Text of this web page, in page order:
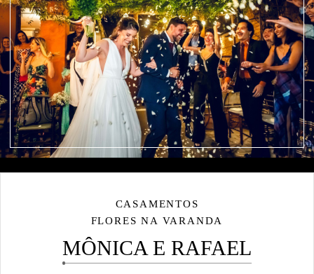
CASAMENTOS
FLORES NA VARANDA
MÔNICA E RAFAEL